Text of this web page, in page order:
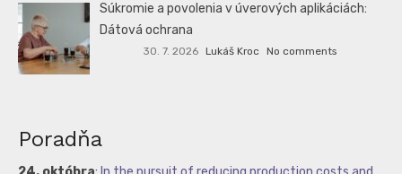
Súkromie a povolenia v úverových aplikáciách:
Dátová ochrana
30. 7. 2026 Lukáš Kroc No comments
Poradňa